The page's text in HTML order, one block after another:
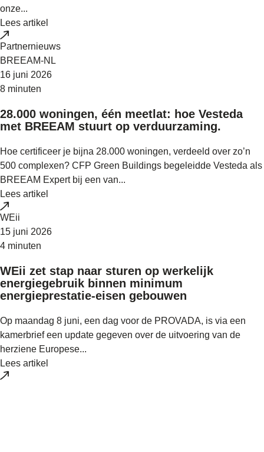
onze...
Lees artikel
Partnernieuws
BREEAM-NL
16 juni 2026
8 minuten
28.000 woningen, één meetlat: hoe Vesteda
met BREEAM stuurt op verduurzaming.
Hoe certificeer je bijna 28.000 woningen, verdeeld over zo’n
500 complexen? CFP Green Buildings begeleidde Vesteda als
BREEAM Expert bij een van...
Lees artikel
WEii
15 juni 2026
4 minuten
WEii zet stap naar sturen op werkelijk
energiegebruik binnen minimum
energieprestatie-eisen gebouwen
Op maandag 8 juni, een dag voor de PROVADA, is via een
kamerbrief een update gegeven over de uitvoering van de
herziene Europese...
Lees artikel